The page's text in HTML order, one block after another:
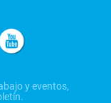
y eventos,